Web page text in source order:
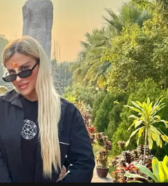
возможности для